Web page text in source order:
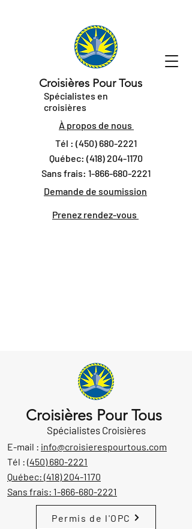
Croisières Pour Tous
Spécialistes en
croisières
À propos de nous
Tél : (450) 680-2221
Québec: (418) 204-1170
Sans frais: 1-866-680-2221
Demande de soumission
Prenez rendez-vous
Croisières Pour Tous
Spécialistes Croisières
E-mail : info@croisierespourtous.com
Tél : (450) 680-2221
Québec: (418) 204-1170
Sans frais: 1-866-680-2221
Permis de l'OPC